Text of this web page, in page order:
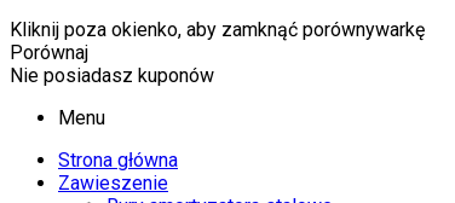
Kliknij poza okienko, aby zamknąć porównywarkę
Porównaj
Nie posiadasz kuponów
Menu
Strona główna
Zawieszenie